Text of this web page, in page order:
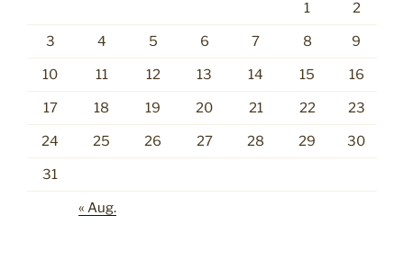
1 2
3 4 5 6 7 8 9
10 11 12 13 14 15 16
17 18 19 20 21 22 23
24 25 26 27 28 29 30
31
« Aug.